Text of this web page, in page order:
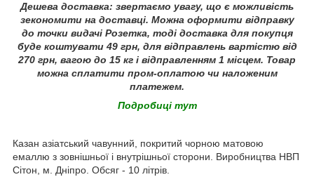
Дешева доставка: звертаємо увагу, що є можливість
зекономити на доставці. Можна оформити відправку
до точки видачі Розетка, тоді доставка для покупця
буде коштувати 49 грн, для відправлень вартістю від
270 грн, вагою до 15 кг і відправленням 1 місцем. Товар
можна сплатити пром-оплатою чи наложеним
платежем.
Подробиці тут
Казан азіатський чавунний, покритий чорною матовою
емаллю з зовнішньої і внутрішньої сторони. Виробництва НВП
Сітон, м. Дніпро. Обсяг - 10 літрів.